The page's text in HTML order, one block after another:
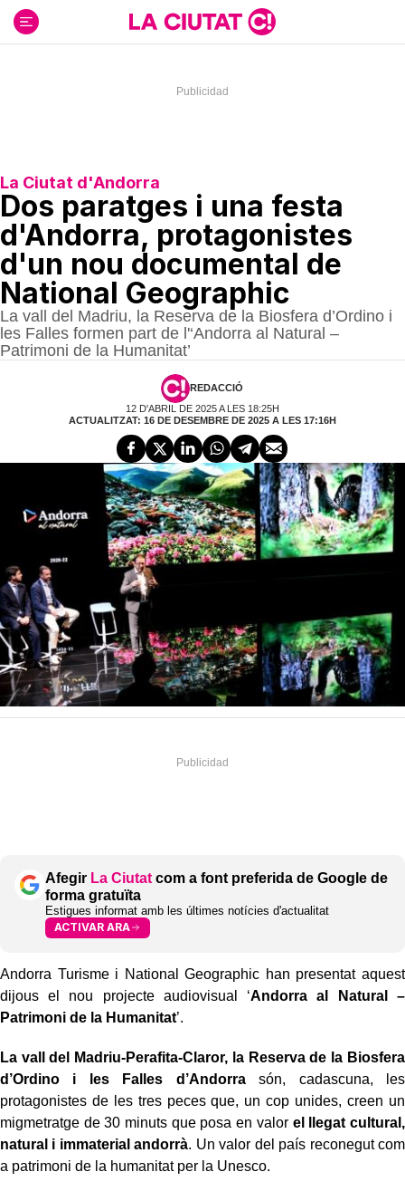
contenido
La Ciutat d'Andorra
Dos paratges i una festa
d'Andorra, protagonistes
d'un nou documental de
National Geographic
La vall del Madriu, la Reserva de la Biosfera d’Ordino i
les Falles formen part de l'‘Andorra al Natural –
Patrimoni de la Humanitat’
REDACCIÓ
12 D'ABRIL DE 2025 A LES 18:25H
ACTUALITZAT: 16 DE DESEMBRE DE 2025 A LES 17:16H
Afegir La Ciutat com a font preferida de Google de
forma gratuïta
Estigues informat amb les últimes notícies d'actualitat
ACTIVAR ARA
Andorra Turisme i National Geographic han presentat aquest
dijous el nou projecte audiovisual ‘Andorra al Natural –
Patrimoni de la Humanitat’.
La vall del Madriu-Perafita-Claror, la Reserva de la Biosfera
d’Ordino i les Falles d’Andorrasón, cadascuna, les
protagonistes de les tres peces que, un cop unides, creen un
migmetratge de 30 minuts que posa en valor el llegat cultural,
natural i immaterial andorrà. Un valor del país reconegut com
a patrimoni de la humanitat per la Unesco.